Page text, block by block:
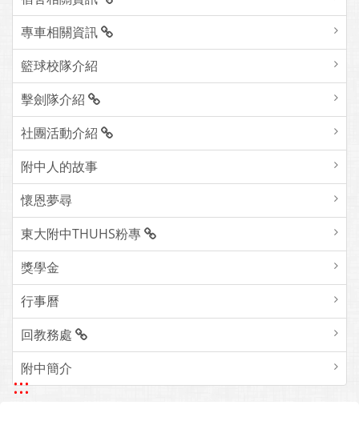
專車相關資訊
籃球校隊介紹
擊劍隊介紹
社團活動介紹
附中人的故事
懷恩夢尋
東大附中THUHS粉專
獎學金
行事曆
回教務處
附中簡介
:::